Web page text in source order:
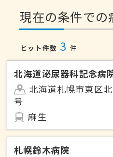
現在の条件での
ヒット件数 3 件
北海道泌尿器科記念病
北海道札幌市東区
号
麻生
札幌鈴木病院